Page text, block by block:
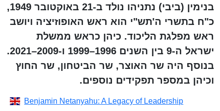
בנימין (ביבי) נתניהו נולד ב-21 באוקטובר 1949,
כ"ח בתשרי ה'תש"י הוא ראש האופוזיציה ויושב
ראש מפלגת הליכוד. כיהן כראש ממשלת
ישראל ה-9 בין השנים 1996–1999 ו-2009–2021.
בנוסף היה שר האוצר, שר הביטחון, שר החוץ
וכיהן במספר תפקידים נוספים.
Benjamin Netanyahu: A Legacy of Leadership